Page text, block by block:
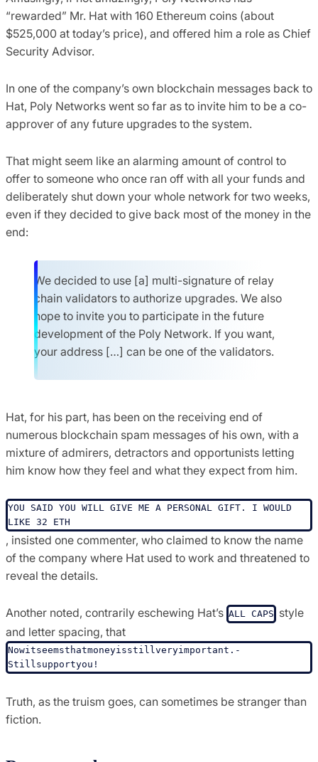
“rewarded” Mr. Hat with 160 Ethereum coins (about
$525,000 at today’s price), and offered him a role as Chief
Security Advisor.
In one of the company’s own blockchain messages back to
Hat, Poly Networks went so far as to invite him to be a co-
approver of any future upgrades to the system.
That might seem like an alarming amount of control to
offer to someone who once ran off with all your funds and
deliberately shut down your whole network for two weeks,
even if they decided to give back most of the money in the
end:
We decided to use [a] multi-signature of relay
chain validators to authorize upgrades. We also
hope to invite you to participate in the future
development of the Poly Network. If you want,
your address […] can be one of the validators.
Hat, for his part, has been on the receiving end of
numerous blockchain spam messages of his own, with a
mixture of admirers, detractors and opportunists letting
him know how they feel and what they expect from him.
YOU SAID YOU WILL GIVE ME A PERSONAL GIFT. I WOULD
LIKE 32 ETH
, insisted one commenter, who claimed to know the name
of the company where Hat used to work and threatened to
reveal the details.
Another noted, contrarily eschewing Hat’s ALL CAPS style
and letter spacing, that
Nowitseems­thatmoneyis­stillveryimportant.­
Stillsupportyou!
Truth, as the truism goes, can sometimes be stranger than
fiction.